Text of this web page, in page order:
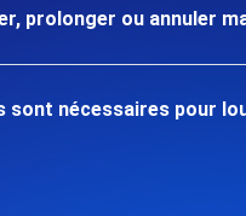
prolonger ou annuler
sont nécessaires pour